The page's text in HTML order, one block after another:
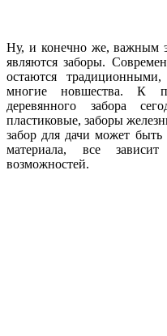
Ну, и конечно же, важным
являются заборы.
остаются
многие новшества. К
деревянного забора
пластиковые, заборы
забор для дачи может
материала, все
возможностей.